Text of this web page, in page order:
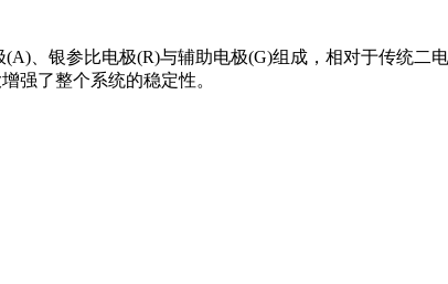
、银参比电极(R)与辅助电极(G)组成，相对于传统
强了整个系统的稳定性。